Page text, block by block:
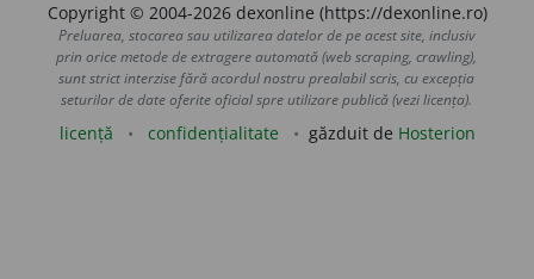
Copyright © 2004-2026 dexonline (https://dexonline.ro)
Preluarea, stocarea sau utilizarea datelor de pe acest site, inclusiv
prin orice metode de extragere automată (web scraping, crawling),
sunt strict interzise fără acordul nostru prealabil scris, cu excepția
seturilor de date oferite oficial spre utilizare publică (vezi licența).
licență confidențialitate găzduit de Hosterion